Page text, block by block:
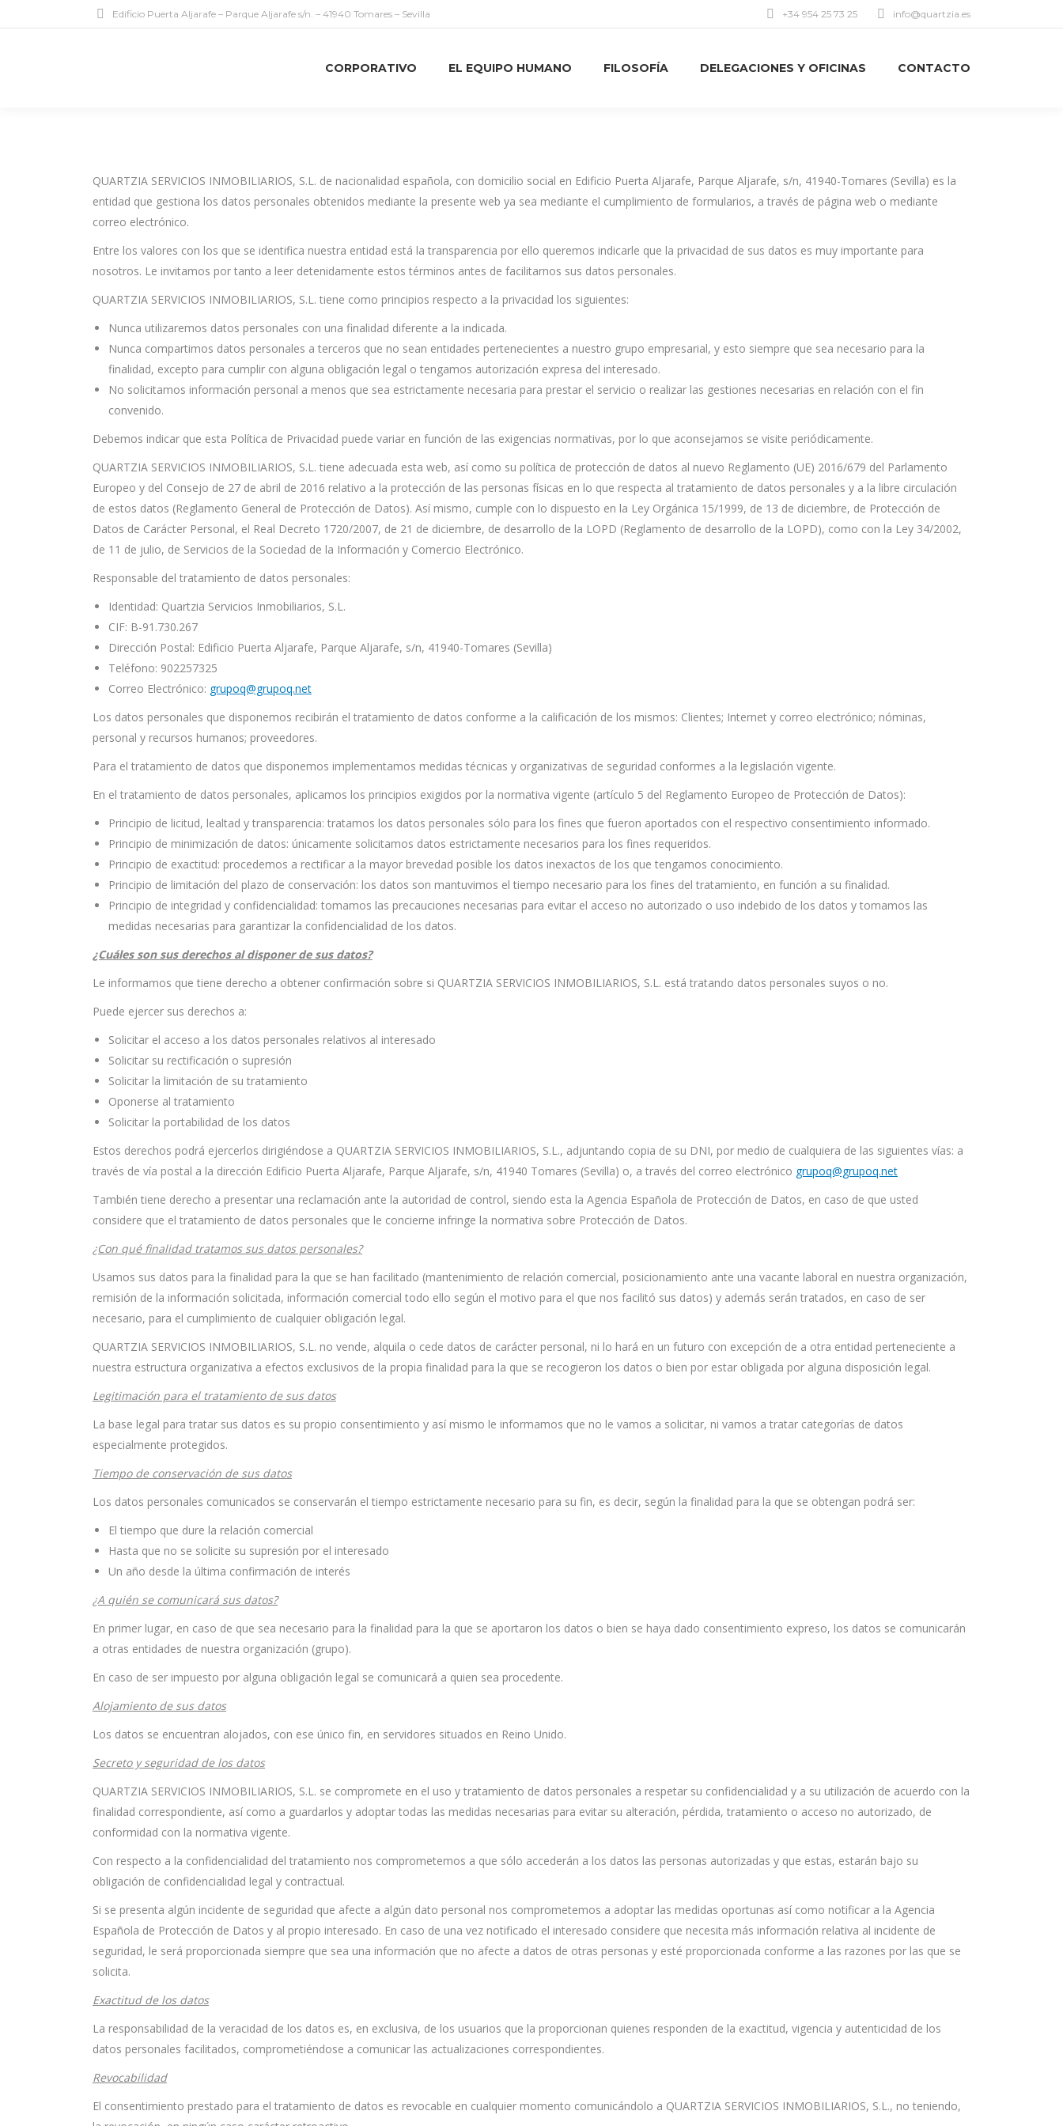
Edificio Puerta Aljarafe – Parque Aljarafe s/n. – 41940 Tomares – Sevilla +34 954 25 73 25 info@quartzia.es
CORPORATIVO EL EQUIPO HUMANO FILOSOFÍA DELEGACIONES Y OFICINAS CONTACTO
QUARTZIA SERVICIOS INMOBILIARIOS, S.L. de nacionalidad española, con domicilio social en Edificio Puerta Aljarafe, Parque Aljarafe, s/n, 41940-Tomares (Sevilla) es la
entidad que gestiona los datos personales obtenidos mediante la presente web ya sea mediante el cumplimiento de formularios, a través de página web o mediante
correo electrónico.
Entre los valores con los que se identifica nuestra entidad está la transparencia por ello queremos indicarle que la privacidad de sus datos es muy importante para
nosotros. Le invitamos por tanto a leer detenidamente estos términos antes de facilitarnos sus datos personales.
QUARTZIA SERVICIOS INMOBILIARIOS, S.L. tiene como principios respecto a la privacidad los siguientes:
Nunca utilizaremos datos personales con una finalidad diferente a la indicada.
Nunca compartimos datos personales a terceros que no sean entidades pertenecientes a nuestro grupo empresarial, y esto siempre que sea necesario para la
finalidad, excepto para cumplir con alguna obligación legal o tengamos autorización expresa del interesado.
No solicitamos información personal a menos que sea estrictamente necesaria para prestar el servicio o realizar las gestiones necesarias en relación con el fin
convenido.
Debemos indicar que esta Política de Privacidad puede variar en función de las exigencias normativas, por lo que aconsejamos se visite periódicamente.
QUARTZIA SERVICIOS INMOBILIARIOS, S.L. tiene adecuada esta web, así como su política de protección de datos al nuevo Reglamento (UE) 2016/679 del Parlamento
Europeo y del Consejo de 27 de abril de 2016 relativo a la protección de las personas físicas en lo que respecta al tratamiento de datos personales y a la libre circulación
de estos datos (Reglamento General de Protección de Datos). Así mismo, cumple con lo dispuesto en la Ley Orgánica 15/1999, de 13 de diciembre, de Protección de
Datos de Carácter Personal, el Real Decreto 1720/2007, de 21 de diciembre, de desarrollo de la LOPD (Reglamento de desarrollo de la LOPD), como con la Ley 34/2002,
de 11 de julio, de Servicios de la Sociedad de la Información y Comercio Electrónico.
Responsable del tratamiento de datos personales:
Identidad: Quartzia Servicios Inmobiliarios, S.L.
CIF: B-91.730.267
Dirección Postal: Edificio Puerta Aljarafe, Parque Aljarafe, s/n, 41940-Tomares (Sevilla)
Teléfono: 902257325
Correo Electrónico: grupoq@grupoq.net
Los datos personales que disponemos recibirán el tratamiento de datos conforme a la calificación de los mismos: Clientes; Internet y correo electrónico; nóminas,
personal y recursos humanos; proveedores.
Para el tratamiento de datos que disponemos implementamos medidas técnicas y organizativas de seguridad conformes a la legislación vigente.
En el tratamiento de datos personales, aplicamos los principios exigidos por la normativa vigente (artículo 5 del Reglamento Europeo de Protección de Datos):
Principio de licitud, lealtad y transparencia: tratamos los datos personales sólo para los fines que fueron aportados con el respectivo consentimiento informado.
Principio de minimización de datos: únicamente solicitamos datos estrictamente necesarios para los fines requeridos.
Principio de exactitud: procedemos a rectificar a la mayor brevedad posible los datos inexactos de los que tengamos conocimiento.
Principio de limitación del plazo de conservación: los datos son mantuvimos el tiempo necesario para los fines del tratamiento, en función a su finalidad.
Principio de integridad y confidencialidad: tomamos las precauciones necesarias para evitar el acceso no autorizado o uso indebido de los datos y tomamos las
medidas necesarias para garantizar la confidencialidad de los datos.
¿Cuáles son sus derechos al disponer de sus datos?
Le informamos que tiene derecho a obtener confirmación sobre si QUARTZIA SERVICIOS INMOBILIARIOS, S.L. está tratando datos personales suyos o no.
Puede ejercer sus derechos a:
Solicitar el acceso a los datos personales relativos al interesado
Solicitar su rectificación o supresión
Solicitar la limitación de su tratamiento
Oponerse al tratamiento
Solicitar la portabilidad de los datos
Estos derechos podrá ejercerlos dirigiéndose a QUARTZIA SERVICIOS INMOBILIARIOS, S.L., adjuntando copia de su DNI, por medio de cualquiera de las siguientes vías: a
través de vía postal a la dirección Edificio Puerta Aljarafe, Parque Aljarafe, s/n, 41940 Tomares (Sevilla) o, a través del correo electrónico grupoq@grupoq.net
También tiene derecho a presentar una reclamación ante la autoridad de control, siendo esta la Agencia Española de Protección de Datos, en caso de que usted
considere que el tratamiento de datos personales que le concierne infringe la normativa sobre Protección de Datos.
¿Con qué finalidad tratamos sus datos personales?
Usamos sus datos para la finalidad para la que se han facilitado (mantenimiento de relación comercial, posicionamiento ante una vacante laboral en nuestra organización,
remisión de la información solicitada, información comercial todo ello según el motivo para el que nos facilitó sus datos) y además serán tratados, en caso de ser
necesario, para el cumplimiento de cualquier obligación legal.
QUARTZIA SERVICIOS INMOBILIARIOS, S.L. no vende, alquila o cede datos de carácter personal, ni lo hará en un futuro con excepción de a otra entidad perteneciente a
nuestra estructura organizativa a efectos exclusivos de la propia finalidad para la que se recogieron los datos o bien por estar obligada por alguna disposición legal.
Legitimación para el tratamiento de sus datos
La base legal para tratar sus datos es su propio consentimiento y así mismo le informamos que no le vamos a solicitar, ni vamos a tratar categorías de datos
especialmente protegidos.
Tiempo de conservación de sus datos
Los datos personales comunicados se conservarán el tiempo estrictamente necesario para su fin, es decir, según la finalidad para la que se obtengan podrá ser:
El tiempo que dure la relación comercial
Hasta que no se solicite su supresión por el interesado
Un año desde la última confirmación de interés
¿A quién se comunicará sus datos?
En primer lugar, en caso de que sea necesario para la finalidad para la que se aportaron los datos o bien se haya dado consentimiento expreso, los datos se comunicarán
a otras entidades de nuestra organización (grupo).
En caso de ser impuesto por alguna obligación legal se comunicará a quien sea procedente.
Alojamiento de sus datos
Los datos se encuentran alojados, con ese único fin, en servidores situados en Reino Unido.
Secreto y seguridad de los datos
QUARTZIA SERVICIOS INMOBILIARIOS, S.L. se compromete en el uso y tratamiento de datos personales a respetar su confidencialidad y a su utilización de acuerdo con la
finalidad correspondiente, así como a guardarlos y adoptar todas las medidas necesarias para evitar su alteración, pérdida, tratamiento o acceso no autorizado, de
conformidad con la normativa vigente.
Con respecto a la confidencialidad del tratamiento nos comprometemos a que sólo accederán a los datos las personas autorizadas y que estas, estarán bajo su
obligación de confidencialidad legal y contractual.
Si se presenta algún incidente de seguridad que afecte a algún dato personal nos comprometemos a adoptar las medidas oportunas así como notificar a la Agencia
Española de Protección de Datos y al propio interesado. En caso de una vez notificado el interesado considere que necesita más información relativa al incidente de
seguridad, le será proporcionada siempre que sea una información que no afecte a datos de otras personas y esté proporcionada conforme a las razones por las que se
solicita.
Exactitud de los datos
La responsabilidad de la veracidad de los datos es, en exclusiva, de los usuarios que la proporcionan quienes responden de la exactitud, vigencia y autenticidad de los
datos personales facilitados, comprometiéndose a comunicar las actualizaciones correspondientes.
Revocabilidad
El consentimiento prestado para el tratamiento de datos es revocable en cualquier momento comunicándolo a QUARTZIA SERVICIOS INMOBILIARIOS, S.L., no teniendo,